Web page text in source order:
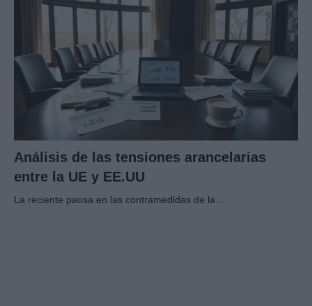
Análisis de las tensiones arancelarias
entre la UE y EE.UU
La reciente pausa en las contramedidas de la…